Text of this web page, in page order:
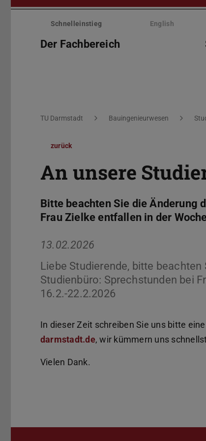
Menü
überspringenSchnelleinstieg English
Der Fachbereich
Sie befinden sich hier:
TU Darmstadt Bauingenieurwesen
zurück
An unsere
Bitte beachten Sie die Änderung
Frau Zielke entfallen in der
13.02.2026
Liebe Studierende, bitte
Studienbüro: Sprechstunden bei
16.2.-22.2.2026
In dieser Zeit schreiben Sie uns bitte
darmstadt.de, wir kümmern uns
Vielen Dank.